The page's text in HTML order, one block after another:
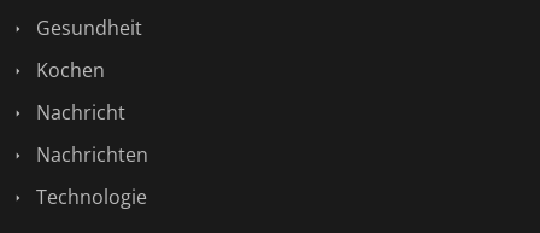
Gesundheit
Kochen
Nachricht
Nachrichten
Technologie